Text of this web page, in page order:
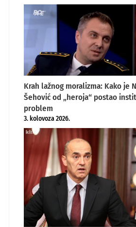
Krah lažnog moralizma: Kako je
Šehović od „heroja“ postao
problem
3. kolovoza 2026.